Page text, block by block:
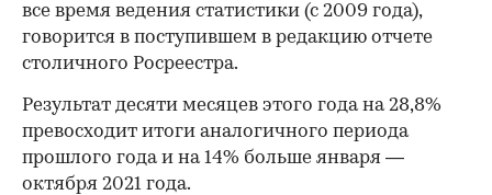
все время ведения статистики (с 2009 года),
говорится в поступившем в редакцию отчете
столичного Росреестра.
Результат десяти месяцев этого года на 28,8%
превосходит итоги аналогичного периода
прошлого года и на 14% больше января —
октября 2021 года.